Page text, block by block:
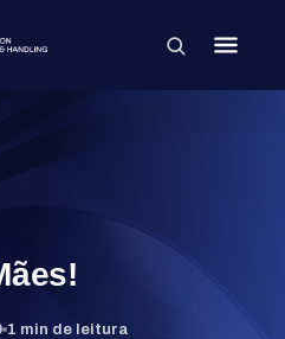
1 min de leitura